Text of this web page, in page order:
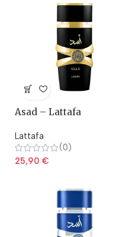
Asad – Lattafa
Lattafa
(0)
25,90 €